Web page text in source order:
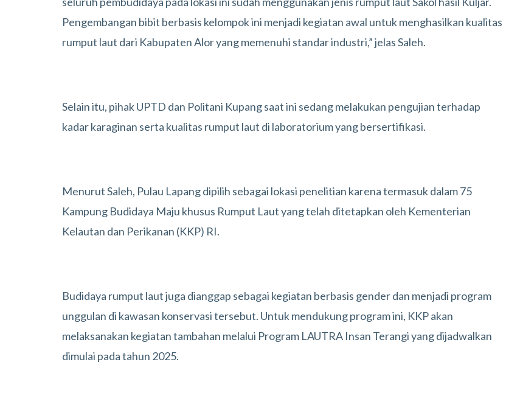
Pengembangan bibit berbasis kelompok ini menjadi kegiatan awal untuk menghasilkan kualitas
rumput laut dari Kabupaten Alor yang memenuhi standar industri,” jelas Saleh.
Selain itu, pihak UPTD dan Politani Kupang saat ini sedang melakukan pengujian terhadap
kadar karaginan serta kualitas rumput laut di laboratorium yang bersertifikasi.
Menurut Saleh, Pulau Lapang dipilih sebagai lokasi penelitian karena termasuk dalam 75
Kampung Budidaya Maju khusus Rumput Laut yang telah ditetapkan oleh Kementerian
Kelautan dan Perikanan (KKP) RI.
Budidaya rumput laut juga dianggap sebagai kegiatan berbasis gender dan menjadi program
unggulan di kawasan konservasi tersebut. Untuk mendukung program ini, KKP akan
melaksanakan kegiatan tambahan melalui Program LAUTRA Insan Terangi yang dijadwalkan
dimulai pada tahun 2025.